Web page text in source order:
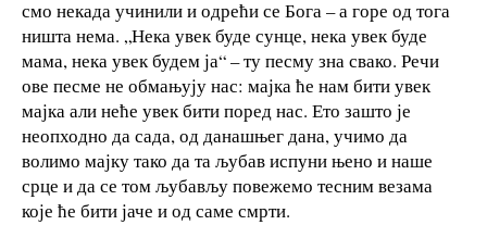
смо некада учинили и одрећи се Бога – а горе од тога
ништа нема. „Нека увек буде сунце, нека увек буде
мама, нека увек будем ја“ – ту песму зна свако. Речи
ове песме не обмањују нас: мајка ће нам бити увек
мајка али неће увек бити поред нас. Ето зашто је
неопходно да сада, од данашњег дана, учимо да
волимо мајку тако да та љубав испуни њено и наше
срце и да се том љубављу повежемо тесним везама
које ће бити јаче и од саме смрти.